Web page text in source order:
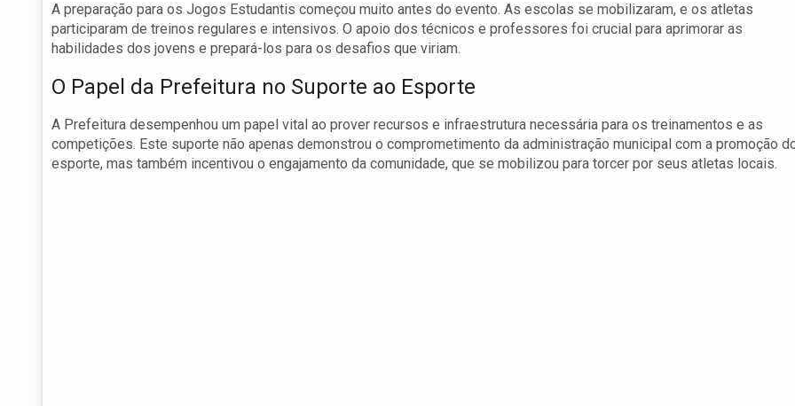
A preparação para os Jogos Estudantis começou muito antes do evento. As escolas se mobilizaram, e os atletas
participaram de treinos regulares e intensivos. O apoio dos técnicos e professores foi crucial para aprimorar as
habilidades dos jovens e prepará-los para os desafios que viriam.
O Papel da Prefeitura no Suporte ao Esporte
A Prefeitura desempenhou um papel vital ao prover recursos e infraestrutura necessária para os treinamentos e as
competições. Este suporte não apenas demonstrou o comprometimento da administração municipal com a promoção
esporte, mas também incentivou o engajamento da comunidade, que se mobilizou para torcer por seus atletas locais.